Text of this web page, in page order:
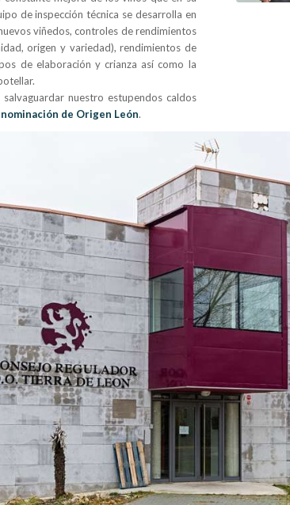
de inspección técnica se desarrolla en
viñedos, controles de rendimientos
origen y variedad), rendimientos de
de elaboración y crianza así como la
nuestro estupendos caldos
de Origen León.